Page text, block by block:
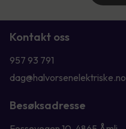
Kontakt oss
957 93 791
dag@halvorsenelektriske.no
Besøksadresse